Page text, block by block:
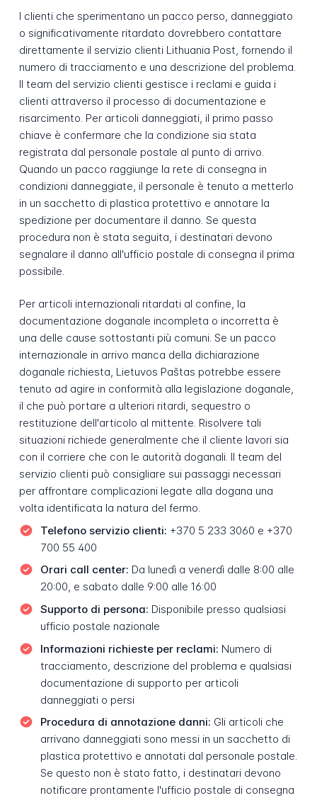
I clienti che sperimentano un pacco perso, danneggiato
o significativamente ritardato dovrebbero contattare
direttamente il servizio clienti Lithuania Post, fornendo il
numero di tracciamento e una descrizione del problema.
Il team del servizio clienti gestisce i reclami e guida i
clienti attraverso il processo di documentazione e
risarcimento. Per articoli danneggiati, il primo passo
chiave è confermare che la condizione sia stata
registrata dal personale postale al punto di arrivo.
Quando un pacco raggiunge la rete di consegna in
condizioni danneggiate, il personale è tenuto a metterlo
in un sacchetto di plastica protettivo e annotare la
spedizione per documentare il danno. Se questa
procedura non è stata seguita, i destinatari devono
segnalare il danno all'ufficio postale di consegna il prima
possibile.
Per articoli internazionali ritardati al confine, la
documentazione doganale incompleta o incorretta è
una delle cause sottostanti più comuni. Se un pacco
internazionale in arrivo manca della dichiarazione
doganale richiesta, Lietuvos Paštas potrebbe essere
tenuto ad agire in conformità alla legislazione doganale,
il che può portare a ulteriori ritardi, sequestro o
restituzione dell'articolo al mittente. Risolvere tali
situazioni richiede generalmente che il cliente lavori sia
con il corriere che con le autorità doganali. Il team del
servizio clienti può consigliare sui passaggi necessari
per affrontare complicazioni legate alla dogana una
volta identificata la natura del fermo.
Telefono servizio clienti: +370 5 233 3060 e +370
700 55 400
Orari call center: Da lunedì a venerdì dalle 8:00 alle
20:00, e sabato dalle 9:00 alle 16:00
Supporto di persona: Disponibile presso qualsiasi
ufficio postale nazionale
Informazioni richieste per reclami: Numero di
tracciamento, descrizione del problema e qualsiasi
documentazione di supporto per articoli
danneggiati o persi
Procedura di annotazione danni: Gli articoli che
arrivano danneggiati sono messi in un sacchetto di
plastica protettivo e annotati dal personale postale.
Se questo non è stato fatto, i destinatari devono
notificare prontamente l'ufficio postale di consegna